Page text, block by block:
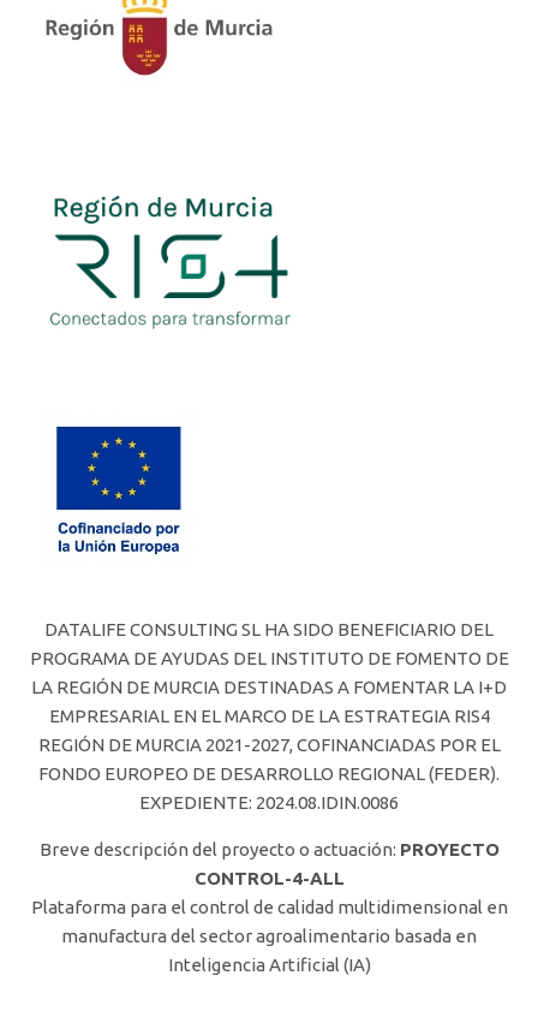
DATALIFE CONSULTING SL HA SIDO BENEFICIARIO DEL
PROGRAMA DE AYUDAS DEL INSTITUTO DE FOMENTO DE
LA REGIÓN DE MURCIA DESTINADAS A FOMENTAR LA I+D
EMPRESARIAL EN EL MARCO DE LA ESTRATEGIA RIS4
REGIÓN DE MURCIA 2021-2027, COFINANCIADAS POR EL
FONDO EUROPEO DE DESARROLLO REGIONAL (FEDER).
EXPEDIENTE: 2024.08.IDIN.0086
Breve descripción del proyecto o actuación: PROYECTO
CONTROL-4-ALL
Plataforma para el control de calidad multidimensional en
manufactura del sector agroalimentario basada en
Inteligencia Artificial (IA)